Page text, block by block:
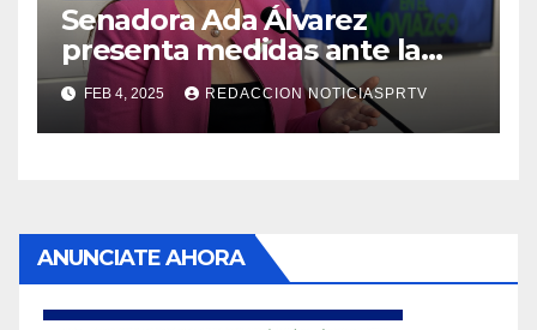
Senadora Ada Álvarez
presenta medidas ante la
violencia en el noviazgo
FEB 4, 2025 REDACCION NOTICIASPRTV
ANUNCIATE AHORA